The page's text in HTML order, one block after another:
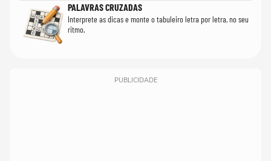
PALAVRAS CRUZADAS
Interprete as dicas e monte o tabuleiro letra por letra, no seu
ritmo.
PUBLICIDADE